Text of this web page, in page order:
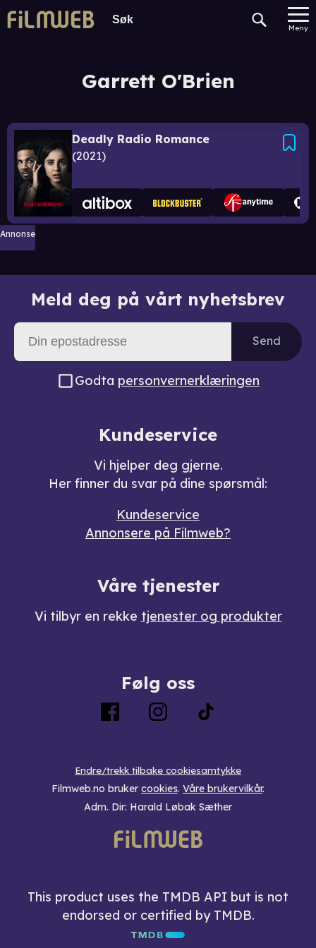
Meny
Garrett O'Brien
Deadly Radio Romance
2021
Annonse
Meld deg på vårt nyhetsbrev
Send
Godta personvernerklæringen
Kundeservice
Vi hjelper deg gjerne.
Her finner du svar på dine spørsmål:
Kundeservice
Annonsere på Filmweb?
Våre tjenester
Vi tilbyr en rekke tjenester og produkter
Følg oss
Endre/trekk tilbake cookiesamtykke
Filmweb.no bruker cookies. Våre brukervilkår.
Adm. Dir: Harald Løbak Sæther
This product uses the TMDB API but is not
endorsed or certified by TMDB.